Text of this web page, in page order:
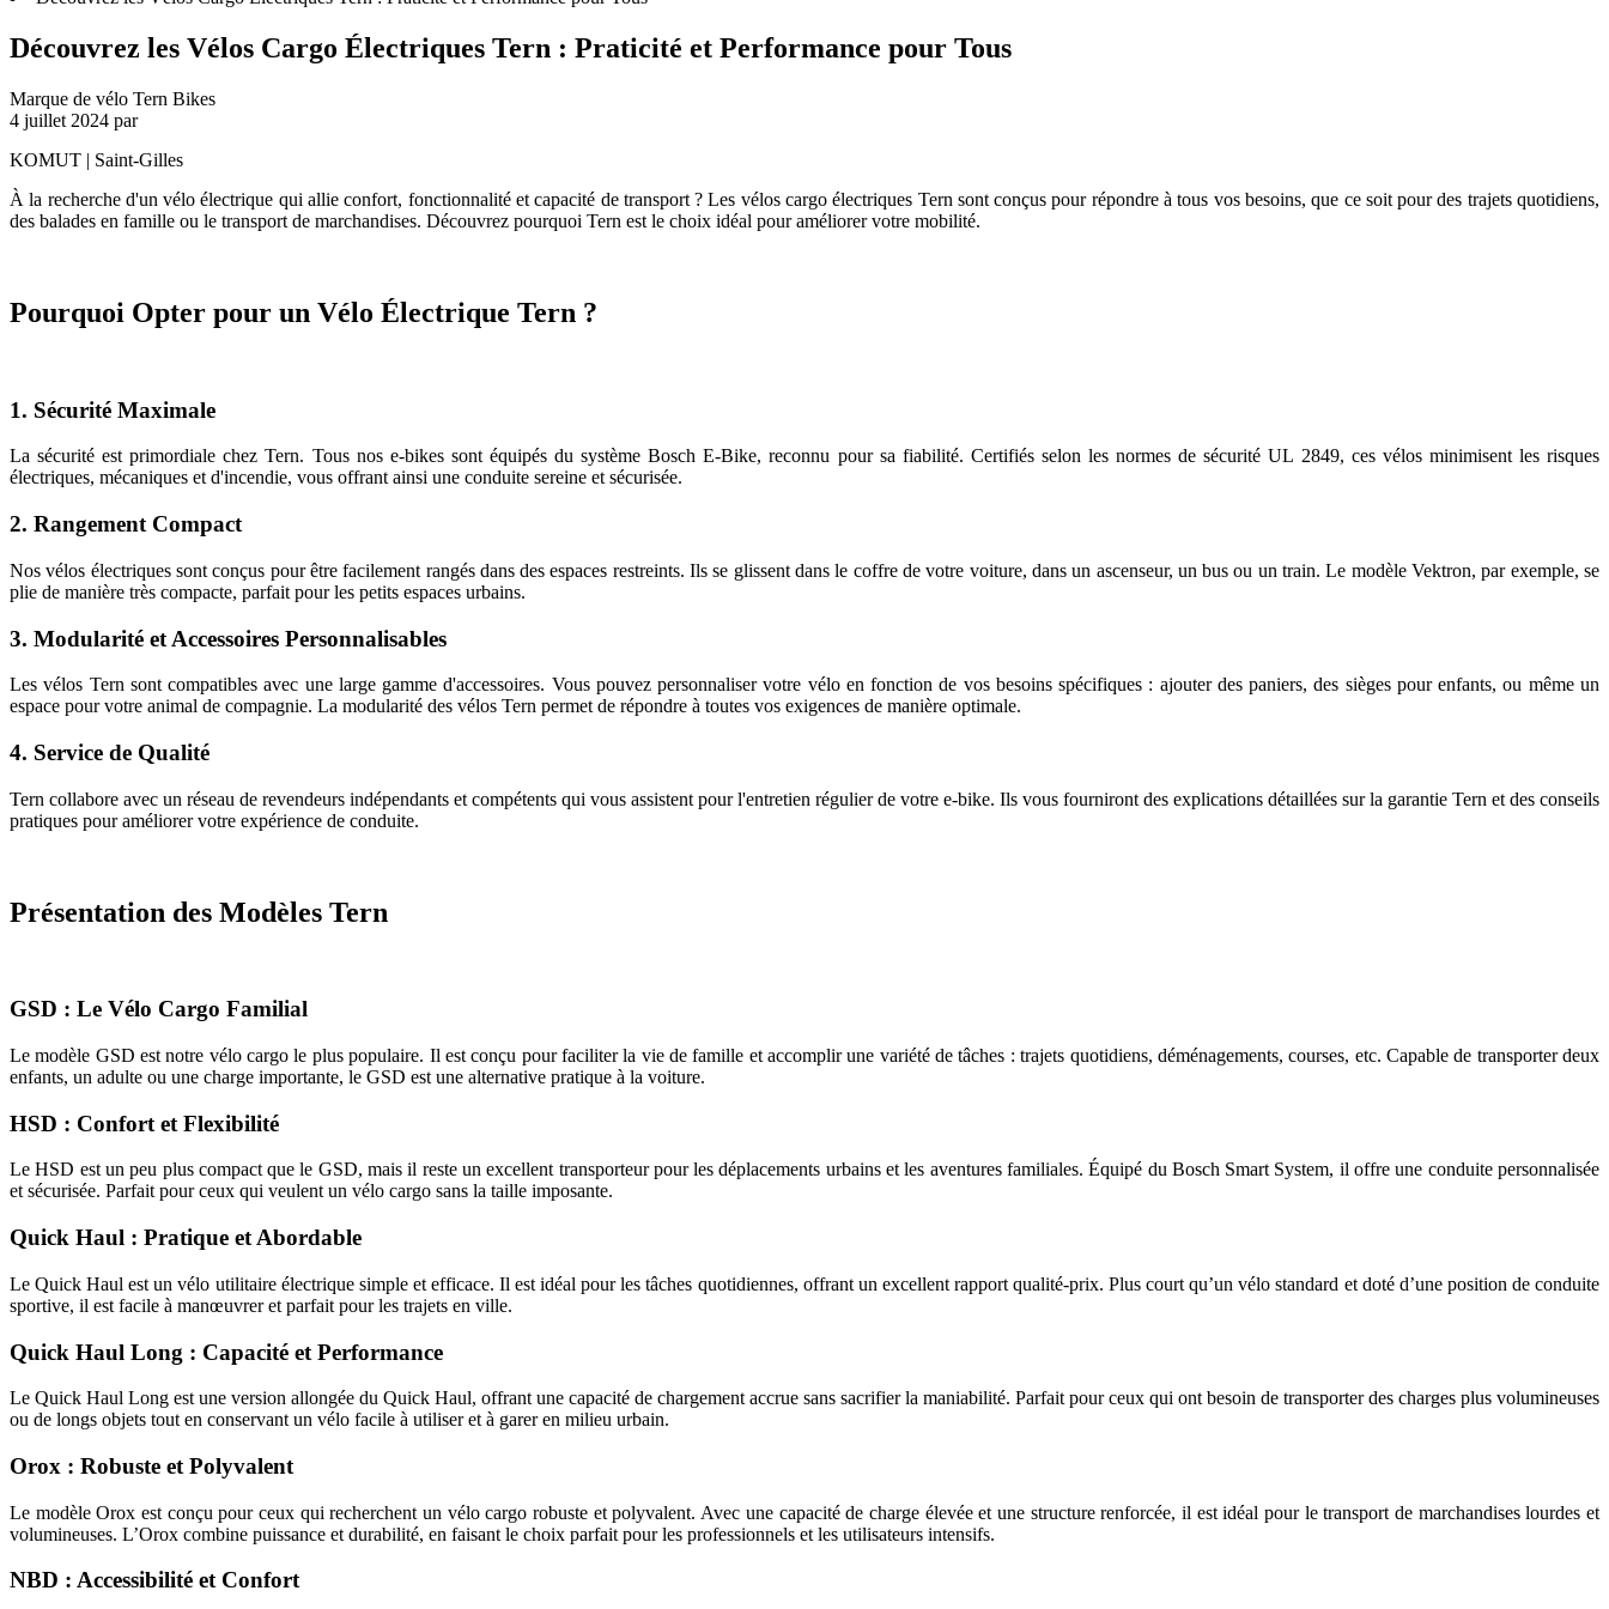
Découvrez les Vélos Cargo Électriques Tern : Praticité et Performance pour Tous
Marque de vélo Tern Bikes
4 juillet 2024 par
KOMUT | Saint-Gilles
À la recherche d'un vélo électrique qui allie confort, fonctionnalité et capacité de transport ? Les vélos cargo électriques Tern sont conçus pour répondre à tous vos besoins, que ce soit pour des trajets quotidiens,
des balades en famille ou le transport de marchandises. Découvrez pourquoi Tern est le choix idéal pour améliorer votre mobilité.
Pourquoi Opter pour un Vélo Électrique Tern ?
1. Sécurité Maximale
La sécurité est primordiale chez Tern. Tous nos e-bikes sont équipés du système Bosch E-Bike, reconnu pour sa fiabilité. Certifiés selon les normes de sécurité UL 2849, ces vélos minimisent les risques
électriques, mécaniques et d'incendie, vous offrant ainsi une conduite sereine et sécurisée.
2. Rangement Compact
Nos vélos électriques sont conçus pour être facilement rangés dans des espaces restreints. Ils se glissent dans le coffre de votre voiture, dans un ascenseur, un bus ou un train. Le modèle Vektron, par exemple, se
plie de manière très compacte, parfait pour les petits espaces urbains.
3. Modularité et Accessoires Personnalisables
Les vélos Tern sont compatibles avec une large gamme d'accessoires. Vous pouvez personnaliser votre vélo en fonction de vos besoins spécifiques : ajouter des paniers, des sièges pour enfants, ou même un
espace pour votre animal de compagnie. La modularité des vélos Tern permet de répondre à toutes vos exigences de manière optimale.
4. Service de Qualité
Tern collabore avec un réseau de revendeurs indépendants et compétents qui vous assistent pour l'entretien régulier de votre e-bike. Ils vous fourniront des explications détaillées sur la garantie Tern et des conseils
pratiques pour améliorer votre expérience de conduite.
Présentation des Modèles Tern
GSD : Le Vélo Cargo Familial
Le modèle GSD est notre vélo cargo le plus populaire. Il est conçu pour faciliter la vie de famille et accomplir une variété de tâches : trajets quotidiens, déménagements, courses, etc. Capable de transporter deux
enfants, un adulte ou une charge importante, le GSD est une alternative pratique à la voiture.
HSD : Confort et Flexibilité
Le HSD est un peu plus compact que le GSD, mais il reste un excellent transporteur pour les déplacements urbains et les aventures familiales. Équipé du Bosch Smart System, il offre une conduite personnalisée
et sécurisée. Parfait pour ceux qui veulent un vélo cargo sans la taille imposante.
Quick Haul : Pratique et Abordable
Le Quick Haul est un vélo utilitaire électrique simple et efficace. Il est idéal pour les tâches quotidiennes, offrant un excellent rapport qualité-prix. Plus court qu’un vélo standard et doté d’une position de conduite
sportive, il est facile à manœuvrer et parfait pour les trajets en ville.
Quick Haul Long : Capacité et Performance
Le Quick Haul Long est une version allongée du Quick Haul, offrant une capacité de chargement accrue sans sacrifier la maniabilité. Parfait pour ceux qui ont besoin de transporter des charges plus volumineuses
ou de longs objets tout en conservant un vélo facile à utiliser et à garer en milieu urbain.
Orox : Robuste et Polyvalent
Le modèle Orox est conçu pour ceux qui recherchent un vélo cargo robuste et polyvalent. Avec une capacité de charge élevée et une structure renforcée, il est idéal pour le transport de marchandises lourdes et
volumineuses. L’Orox combine puissance et durabilité, en faisant le choix parfait pour les professionnels et les utilisateurs intensifs.
NBD : Accessibilité et Confort